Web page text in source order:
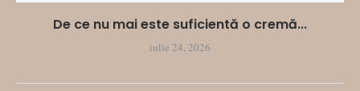
De ce nu mai este suficientă o cremă...
iulie 24, 2026